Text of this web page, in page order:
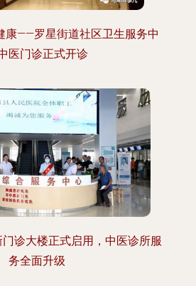
康——罗星街道社区卫生服务中
医门诊正式开诊
诊大楼正式启用，中医诊所服
务全面升级